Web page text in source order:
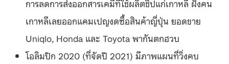
การลดการส่งออกสารเคมีที่ใช้ผลิตชิปแก่เกาหลี ฝั่งคน
เกาหลีเลยออกแคมเปญงดซื้อสินค้าญี่ปุ่น ยอดขาย
Uniqlo, Honda และ Toyota พากันตกฮวบ
โอลิมปิก 2020 (ที่จัดปี 2021) มีภาพแผนที่วิ่งคบ